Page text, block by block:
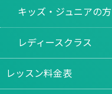
キッズ・ジュニアの方
レディースクラス
レッスン料金表